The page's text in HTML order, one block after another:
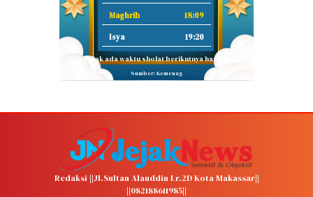
Maghrib 18:09
Isya 19:20
Tidak ada waktu sholat berikutnya hari ini.
Sumber: Kemenag
Redaksi ||Jl.Sultan Alauddin Lr.2D Kota Makassar||
||082188611985||